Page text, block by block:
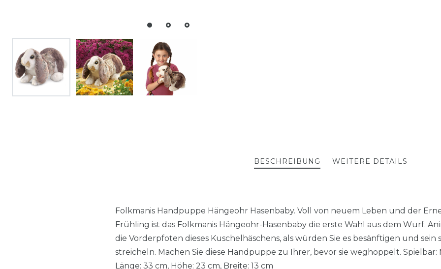
BESCHREIBUNG WEITERE DETAILS
Folkmanis Handpuppe Hängeohr Hasenbaby. Voll von neuem Leben und der
Frühling ist das Folkmanis Hängeohr-Hasenbaby die erste Wahl aus dem Wurf.
die Vorderpfoten dieses Kuschelhäschens, als würden Sie es besänftigen und sein
streicheln. Machen Sie diese Handpuppe zu Ihrer, bevor sie weghoppelt.
Länge: 33 cm, Höhe: 23 cm, Breite: 13 cm